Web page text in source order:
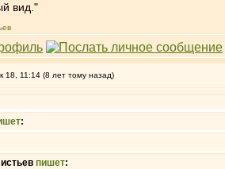
вид."
18, 11:14 (8 лет тому назад)
:
пишет: